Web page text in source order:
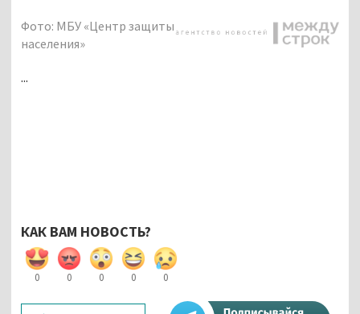
Фото: МБУ «Центр защиты
населения»
...
КАК ВАМ НОВОСТЬ?
0 0 0 0 0